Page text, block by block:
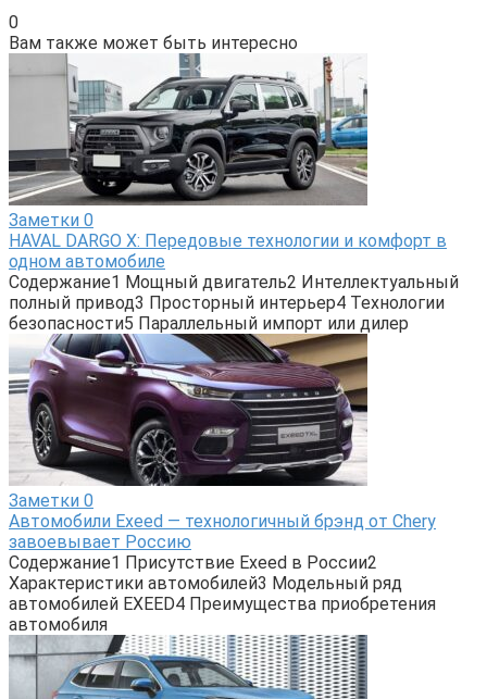
0
Вам также может быть интересно
Заметки 0
HAVAL DARGO X: Передовые технологии и комфорт в
одном автомобиле
Содержание1 Мощный двигатель2 Интеллектуальный
полный привод3 Просторный интерьер4 Технологии
безопасности5 Параллельный импорт или дилер
Заметки 0
Автомобили Exeed — технологичный брэнд от Chery
завоевывает Россию
Содержание1 Присутствие Exeed в России2
Характеристики автомобилей3 Модельный ряд
автомобилей EXEED4 Преимущества приобретения
автомобиля